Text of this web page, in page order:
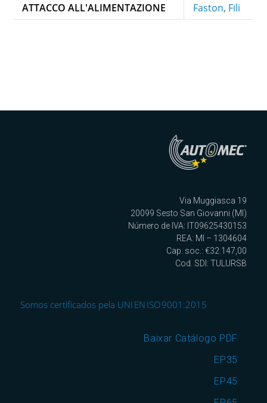
ATTACCO ALL'ALIMENTAZIONE Faston, Fili
Via Muggiasca 19
20099 Sesto San Giovanni (MI)
Número de IVA: IT09625430153
REA: MI – 1304604
Cap. soc.: €32.147,00
Cod. SDI: TULURSB
Somos certificados pela UNI EN ISO 9001:2015
Baixar Catálogo PDF
EP35
EP45